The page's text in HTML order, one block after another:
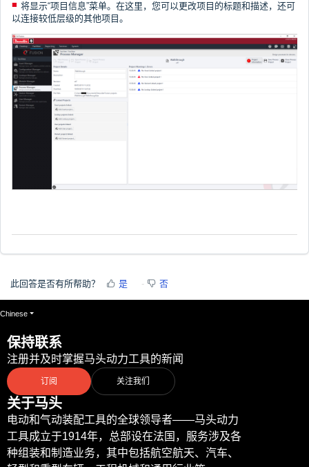
将显示“项目信息”菜单。在这里，您可以更改项目的标题和描述，还可
以连接较低层级的其他项目。
此回答是否有所帮助？ 是 否
Chinese
保持联系
注册并及时掌握马头动力工具的新闻
订阅 关注我们
关于马头
电动和气动装配工具的全球领导者——马头动力
工具成立于1914年，总部设在法国，服务涉及各
种组装和制造业务，其中包括航空航天、汽车、